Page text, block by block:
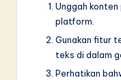
Unggah
platform.
Gunakan fitur
teks di dalam
Perhatikan